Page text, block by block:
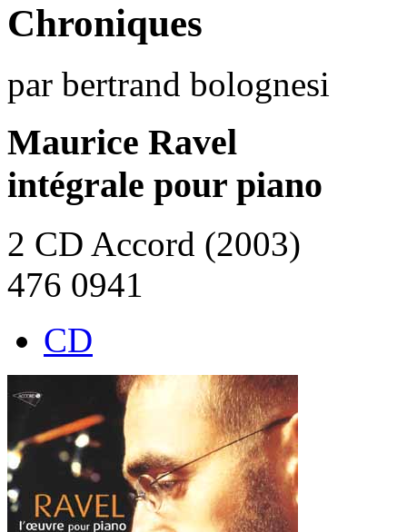
Chroniques
par bertrand bolognesi
Maurice Ravel
intégrale pour piano
2 CD Accord (2003)
476 0941
CD